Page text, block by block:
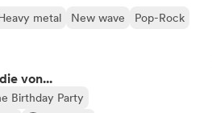
metal New wave
Pop-Rock
von...
Birthday Party